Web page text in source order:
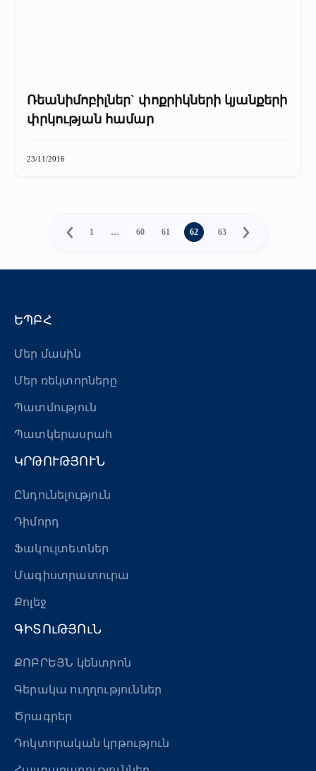
Ռեանիմոբիլներ` փոքրիկների կյանքերի
փրկության համար
23/11/2016
1 … 60 61 62 63
ԵՊԲՀ
Մեր մասին
Մեր ռեկտորները
Պատմություն
Պատկերասրահ
ԿՐԹՈՒԹՅՈՒՆ
Ընդունելություն
Դիմորդ
Ֆակուլտետներ
Մագիստրատուրա
Քոլեջ
ԳԻՏՈւԹՅՈւՆ
ՔՈԲՐԵՅՆ կենտրոն
Գերակա ուղղություններ
Ծրագրեր
Դոկտորական կրթություն